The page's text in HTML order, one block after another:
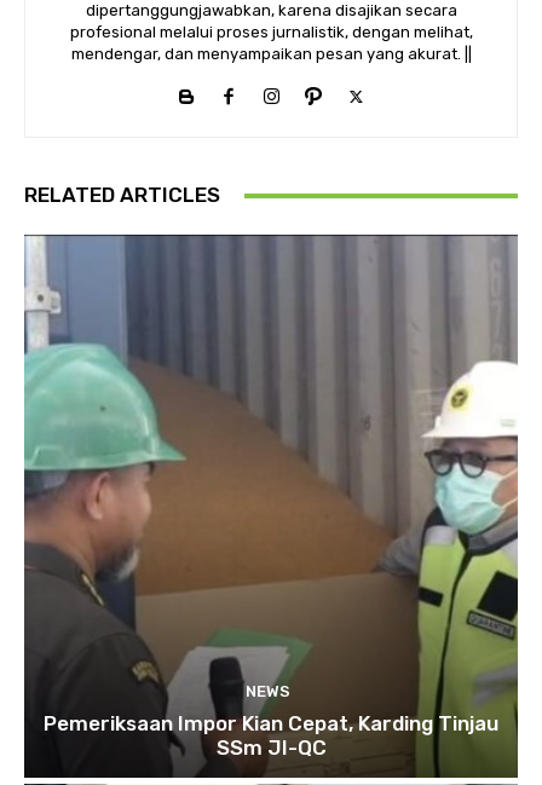
dipertanggungjawabkan, karena disajikan secara
profesional melalui proses jurnalistik, dengan melihat,
mendengar, dan menyampaikan pesan yang akurat. ||
RELATED ARTICLES
NEWS
Pemeriksaan Impor Kian Cepat, Karding Tinjau
SSm JI-QC